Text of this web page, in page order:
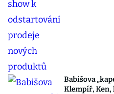
Babišova
Klempíř,